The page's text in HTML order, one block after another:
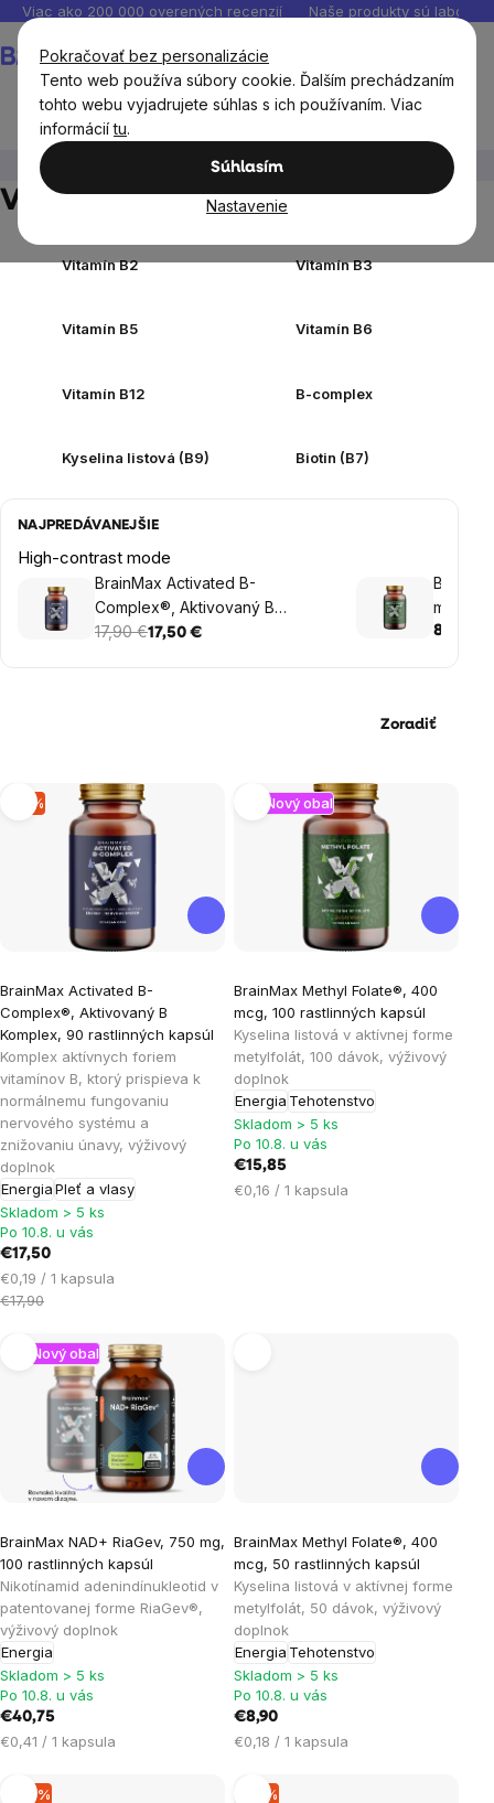
Pokračovať bez personalizácie
Tento web používa súbory cookie. Ďalším prechádzaním
tohto webu vyjadrujete súhlas s ich používaním. Viac
informáciítu.
Súhlasím
Nastavenie
Prejsť
obsah
Viac ako 200 000 overených recenzií Naše produkty sú
košík
Vitamíny, antioxidanty
Vitamín B
Vitamín B2 Vitamín B3
Vitamín B5 Vitamín B6
Vitamín B12 B-complex
Kyselina listová (B9) Biotin (B7)
NAJPREDÁVANEJŠIE
High-contrast mode
BrainMax Activated B-
Complex®, Aktivovaný B
Komplex, 90 rastlinných kapsúl
17,90 €17,50 €
mcg,
8,90 €
Zoradiť
Výpis
produktov
–2 %
BrainMax Activated B-
Complex®, Aktivovaný B
Komplex, 90 rastlinných kapsúl
Komplex aktívnych foriem
vitamínov B, ktorý prispieva k
normálnemu fungovaniu
nervového systému a
znižovaniu únavy, výživový
doplnok
EnergiaPleť a vlasy
hodnotenie
produktu
je
4,9
z
5
hviezdičiek.
Skladom > 5 ks
Po 10.8. u vás
€17,50
Jednotková
cena:
€0,19 / 1 kapsula
€17,90
Nový obal
BrainMax Methyl Folate®, 400
mcg, 100 rastlinných kapsúl
Kyselina listová v aktívnej forme
metylfolát, 100 dávok, výživový
doplnok
Energia Tehotenstvo
hodnotenie
produktu
je
5,0
z
5
hviezdičiek.
Skladom > 5 ks
Po 10.8. u vás
€15,85
Jednotková
€0,16 / 1 kapsula
Nový obal
BrainMax NAD+ RiaGev, 750 mg,
100 rastlinných kapsúl
Nikotínamid adenindínukleotid v
patentovanej forme RiaGev®,
výživový doplnok
Energia
hodnotenie
produktu
je
5,0
z
5
hviezdičiek.
Skladom > 5 ks
Po 10.8. u vás
€40,75
Jednotková
€0,41 / 1 kapsula
BrainMax Methyl Folate®, 400
mcg, 50 rastlinných kapsúl
Kyselina listová v aktívnej forme
metylfolát, 50 dávok, výživový
doplnok
Energia Tehotenstvo
Skladom > 5 ks
Po 10.8. u vás
€8,90
Jednotková
€0,18 / 1 kapsula
–14 % –9 %